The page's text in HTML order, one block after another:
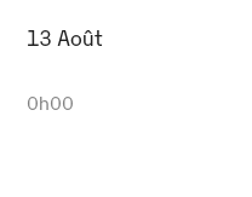
13 Août
0h00